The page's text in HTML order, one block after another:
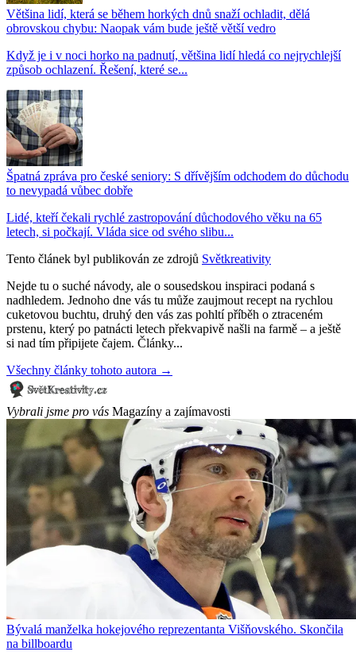
Většina lidí, která se během horkých dnů snaží ochladit, dělá
obrovskou chybu: Naopak vám bude ještě větší vedro
Když je i v noci horko na padnutí, většina lidí hledá co nejrychlejší
způsob ochlazení. Řešení, které se...
Špatná zpráva pro české seniory: S dřívějším odchodem do důchodu
to nevypadá vůbec dobře
Lidé, kteří čekali rychlé zastropování důchodového věku na 65
letech, si počkají. Vláda sice od svého slibu...
Tento článek byl publikován ze zdrojů Světkreativity
Nejde tu o suché návody, ale o sousedskou inspiraci podaná s
nadhledem. Jednoho dne vás tu může zaujmout recept na rychlou
cuketovou buchtu, druhý den vás zas pohltí příběh o ztraceném
prstenu, který po patnácti letech překvapivě našli na farmě – a ještě
si nad tím připijete čajem. Články...
Všechny články tohoto autora →
Vybrali jsme pro vás Magazíny a zajímavosti
Bývalá manželka hokejového reprezentanta Višňovského. Skončila
na billboardu